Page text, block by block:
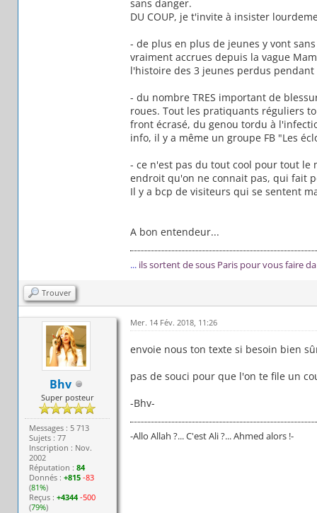
sans danger.
DU COUP, je t'invite à insister
- de plus en plus de jeunes y vont
vraiment accrues depuis la vague
l'histoire des 3 jeunes perdus
- du nombre TRES important de
roues. Tout les pratiquants réguliers
front écrasé, du genou tordu à
info, il y a même un groupe FB "Les
- ce n'est pas du tout cool pour tout
endroit qu'on ne connait pas, qui fait
Il y a bcp de visiteurs qui se sentent
A bon entendeur...
... ils sortent de sous Paris pour vous faire
Trouver
Bhv
Super posteur
Messages : 5 713
Sujets : 77
Inscription : Nov.
2002
Réputation :84
Donnés :+815 -83
(81%)
Reçus :+4344 -500
(79%)
Mer. 14 Fév. 2018, 11:26
envoie nous ton texte si besoin bien
pas de souci pour que l'on te file un
-Bhv-
-Allo Allah ?... C'est Ali ?... Ahmed alors !-